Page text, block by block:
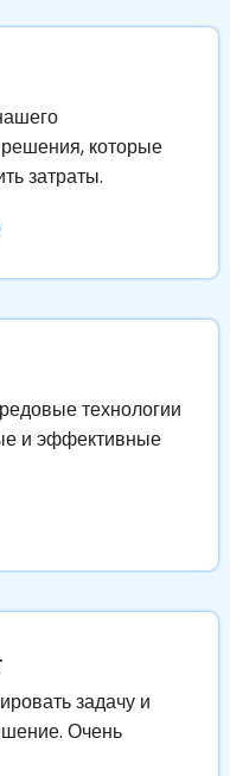
которые
затраты.
технологии
и эффективные
задачу и
Очень